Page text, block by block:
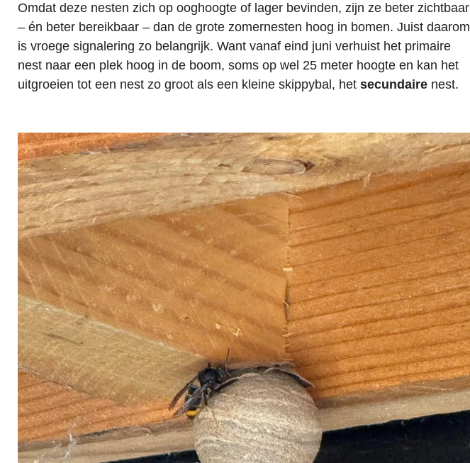
Omdat deze nesten zich op ooghoogte of lager bevinden, zijn ze beter zichtbaar
– én beter bereikbaar – dan de grote zomernesten hoog in bomen. Juist daarom
is vroege signalering zo belangrijk. Want vanaf eind juni verhuist het primaire
nest naar een plek hoog in de boom, soms op wel 25 meter hoogte en kan het
uitgroeien tot een nest zo groot als een kleine skippybal, het secundaire nest.